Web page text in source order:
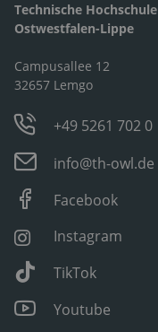
Technische Hochschule
Ostwestfalen-Lippe
Campusallee 12
32657 Lemgo
+49 5261 702 0
info@th-owl.de
Facebook
Instagram
TikTok
Youtube